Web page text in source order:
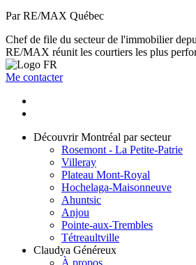
Par RE/MAX Québec
Chef de file du secteur de l'immobilier
RE/MAX réunit les courtiers les plus
Me contacter
Découvrir Montréal par secteur
Rosemont - La Petite-Patrie
Villeray
Plateau Mont-Royal
Hochelaga-Maisonneuve
Ahuntsic
Anjou
Pointe-aux-Trembles
Tétreaultville
Claudya Généreux
À propos